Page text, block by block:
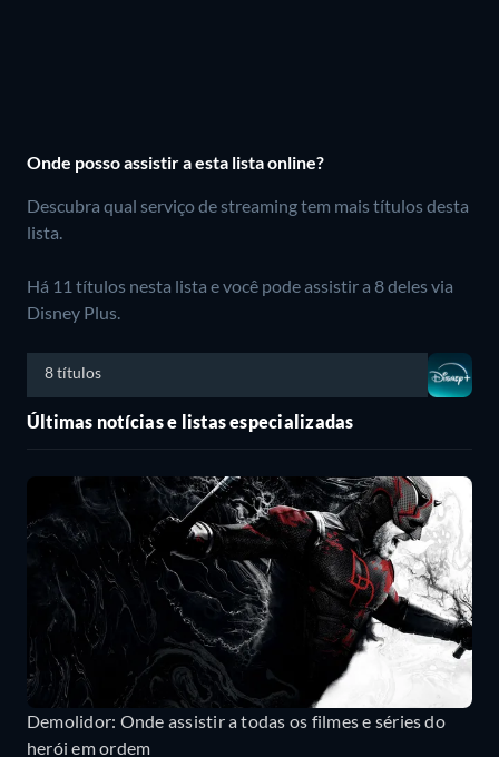
Onde posso assistir a esta lista online?
Descubra qual serviço de streaming tem mais títulos desta
lista.
Há 11 títulos nesta lista e você pode assistir a 8 deles via
Disney Plus.
8 títulos
Últimas notícias e listas especializadas
Demolidor: Onde assistir a todas os filmes e séries do
herói em ordem